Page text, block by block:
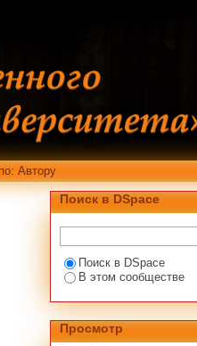
Автору
Поиск в DSpace
Поиск в DSpace
В этом сообществе
Просмотр